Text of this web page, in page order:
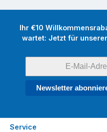
Ihr €10
wartet: Jetzt für
Newsletter
Service